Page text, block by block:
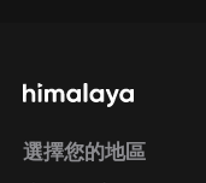
選擇您的地區